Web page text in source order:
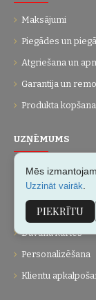
Maksājumi
Piegādes un
Atgriešana un
Garantija un
Produkta kopšana
UZŅĒMUMS
Par mums
Kontakti
Vietnes karte
Dāvanu kartes
Personalizēšana
Klientu
Mēs
Uzzināt vairāk
PIEKRĪTU